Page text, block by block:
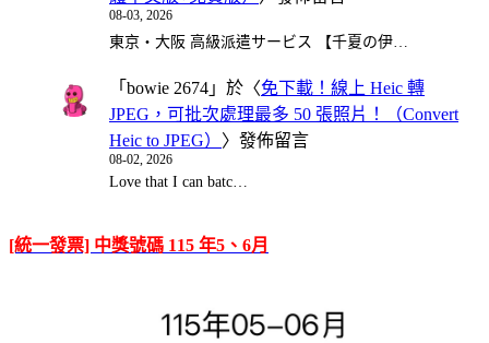
08-03, 2026
東京・大阪 高級派遣サービス 【千夏の伊…
「 bowie 2674 」於〈免下載！線上 Heic 轉
JPEG，可批次處理最多 50 張照片！（Convert
Heic to JPEG） 〉發佈留言
08-02, 2026
Love that I can batc…
[統一發票] 中獎號碼 115 年5、6月